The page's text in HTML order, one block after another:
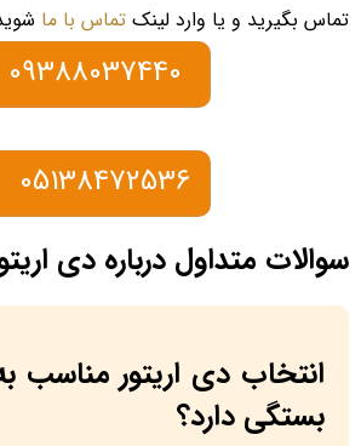
تماس بگیرید و یا وارد لینک تماس با ما
سوالات متداول درباره دی
انتخاب دی اریتور مناسب
بستگی دارد؟